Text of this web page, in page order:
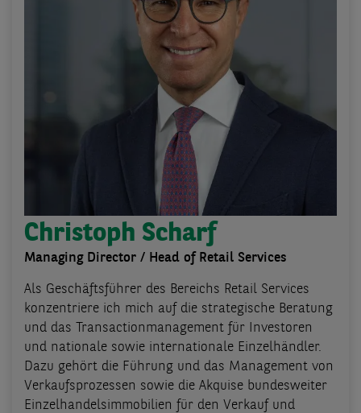
Christoph Scharf
Managing Director / Head of Retail Services
Als Geschäftsführer des Bereichs Retail Services
konzentriere ich mich auf die strategische Beratung
und das Transactionmanagement für Investoren
und nationale sowie internationale Einzelhändler.
Dazu gehört die Führung und das Management von
Verkaufsprozessen sowie die Akquise bundesweiter
Einzelhandelsimmobilien für den Verkauf und